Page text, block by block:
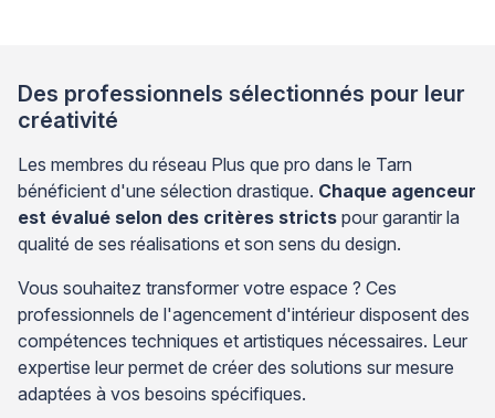
Des professionnels sélectionnés pour leur
créativité
Les membres du réseau Plus que pro dans le Tarn
bénéficient d'une sélection drastique. Chaque agenceur
est évalué selon des critères stricts pour garantir la
qualité de ses réalisations et son sens du design.
Vous souhaitez transformer votre espace ? Ces
professionnels de l'agencement d'intérieur disposent des
compétences techniques et artistiques nécessaires. Leur
expertise leur permet de créer des solutions sur mesure
adaptées à vos besoins spécifiques.